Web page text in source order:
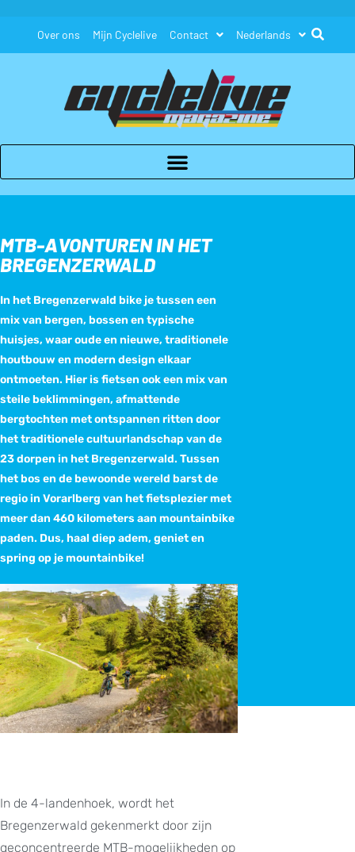
Over ons Mijn Cyclelive Contact Nederlands
MTB-AVONTUREN IN HET
BREGENZERWALD
In het Bregenzerwald bike je tussen een
mix van bergen, bossen en typische
huisjes, waar oude en nieuwe, traditionele
houtbouw en modern design elkaar
ontmoeten. Hier is fietsen ook een mix van
steile beklimmingen, afmattende
bergtochten met ontspannen ritten door
het traditionele cultuurlandschap van de
23 dorpen in het Bregenzerwald. Tussen
het bos en de bewoonde wereld barst de
regio in Vorarlberg van het fietsplezier met
meer dan 460 kilometers aan mountainbike
paden. Dus, haal diep adem, geniet en
spring op je mountainbike!
In de 4-landenhoek, wordt het
Bregenzerwald gekenmerkt door zijn
geconcentreerde MTB-mogelijkheden op